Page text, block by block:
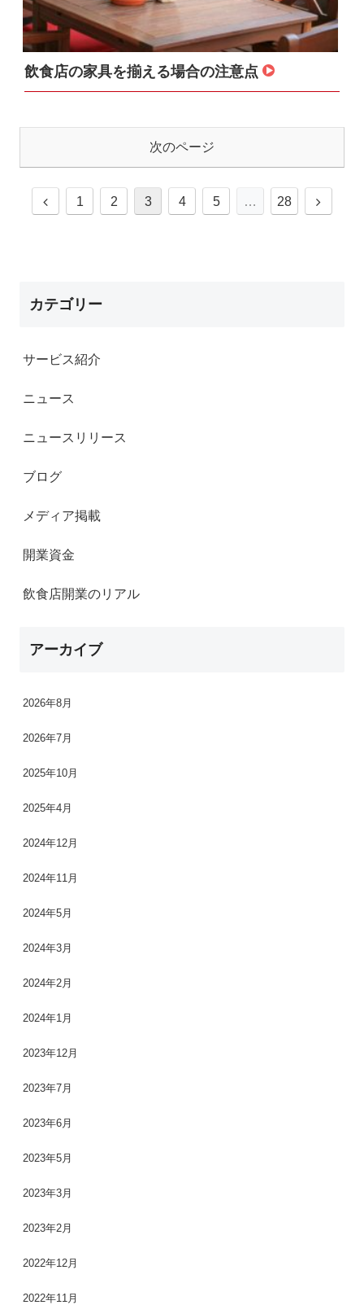
飲食店の家具を揃える場合の注意点
次のページ
1 2 3 4 5 … 28
カテゴリー
サービス紹介
ニュース
ニュースリリース
ブログ
メディア掲載
開業資金
飲食店開業のリアル
アーカイブ
2026年8月
2026年7月
2025年10月
2025年4月
2024年12月
2024年11月
2024年5月
2024年3月
2024年2月
2024年1月
2023年12月
2023年7月
2023年6月
2023年5月
2023年3月
2023年2月
2022年12月
2022年11月